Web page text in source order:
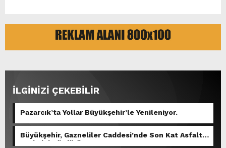
İLGİNİZİ ÇEKEBİLİR
Pazarcık’ta Yollar Büyükşehir’le Yenileniyor.
Büyükşehir, Gazneliler Caddesi’nde Son Kat Asfalt
Serimini Sürdürüyor.